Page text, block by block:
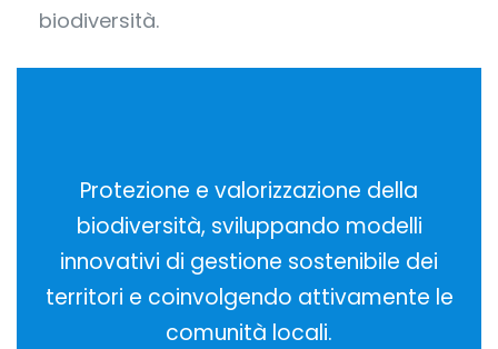
biodiversità.
Protezione e valorizzazione della
biodiversità, sviluppando modelli
innovativi di gestione sostenibile dei
territori e coinvolgendo attivamente le
comunità locali.